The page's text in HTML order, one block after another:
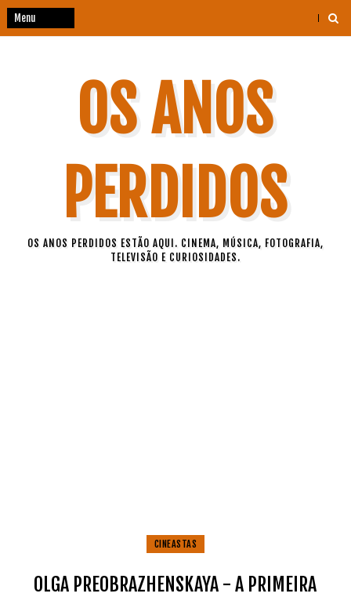
OS ANOS
PERDIDOS
OS ANOS PERDIDOS ESTÃO AQUI. CINEMA, MÚSICA, FOTOGRAFIA,
TELEVISÃO E CURIOSIDADES.
CINEASTAS
OLGA PREOBRAZHENSKAYA - A PRIMEIRA